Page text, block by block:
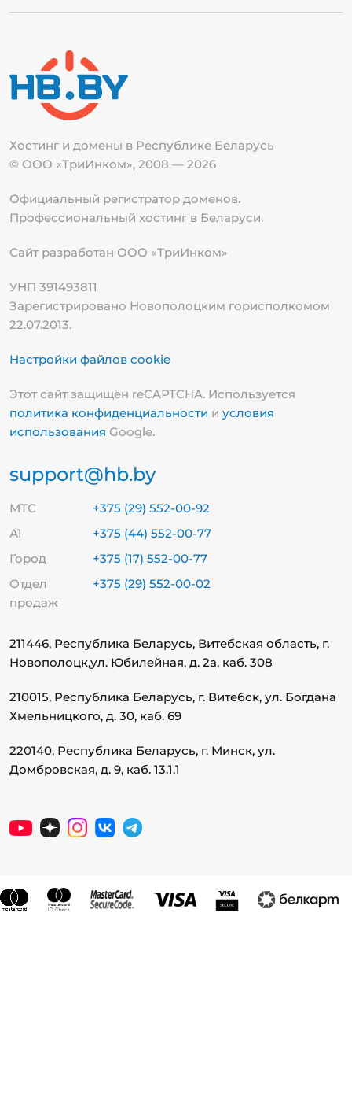
Хостинг и домены в Республике Беларусь
© ООО «ТриИнком», 2008 — 2026
Официальный регистратор доменов.
Профессиональный хостинг в Беларуси.
Сайт разработан ООО «ТриИнком»
УНП 391493811
Зарегистрировано Новополоцким горисполкомом
22.07.2013.
Настройки файлов cookie
Этот сайт защищён reCAPTCHA. Используется
политика конфиденциальности и условия
использования Google.
support@hb.by
МТС
+375 (29) 552-00-92
А1
+375 (44) 552-00-77
Город
+375 (17) 552-00-77
Отдел
продаж
+375 (29) 552-00-02
211446, Республика Беларусь, Витебская область, г.
Новополоцк,ул. Юбилейная, д. 2а, каб. 308
210015, Республика Беларусь, г. Витебск, ул. Богдана
Хмельницкого, д. 30, каб. 69
220140, Республика Беларусь, г. Минск, ул.
Домбровская, д. 9, каб. 13.1.1